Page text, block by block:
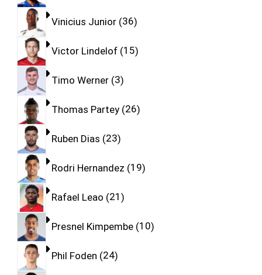
Vinicius Junior 36
Victor Lindelof 15
Timo Werner 3
Thomas Partey 26
Ruben Dias 23
Rodri Hernandez 19
Rafael Leao 21
Presnel Kimpembe 10
Phil Foden 24